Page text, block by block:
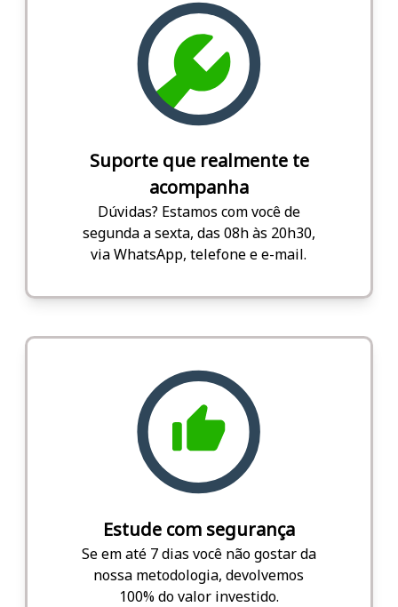
Suporte que realmente te
acompanha
Dúvidas? Estamos com você de
segunda a sexta, das 08h às 20h30,
via WhatsApp, telefone e e-mail.
Estude com segurança
Se em até 7 dias você não gostar da
nossa metodologia, devolvemos
100% do valor investido.